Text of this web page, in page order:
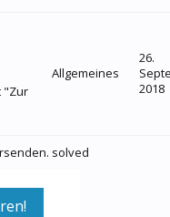
"Zur
Allgemeines
26.
2018
solved